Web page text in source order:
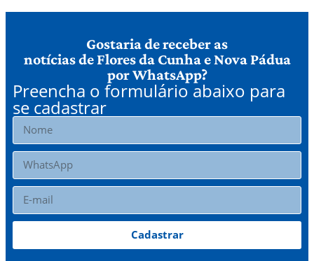
Gostaria de receber as
notícias de Flores da Cunha e Nova Pádua
por WhatsApp?
Preencha o formulário abaixo para
se cadastrar
Cadastrar